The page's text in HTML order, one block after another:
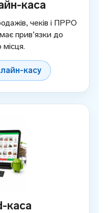
каса
чеків і ПРРО
прив’язки до
касу
каса